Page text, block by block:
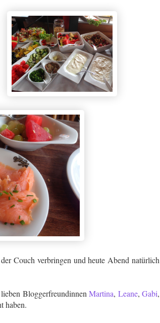
Couch verbringen und heute Abend natürlich
Bloggerfreundinnen Martina, Leane, Gabi,
haben.